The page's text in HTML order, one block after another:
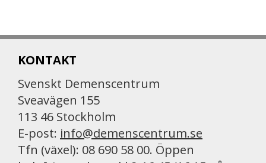
KONTAKT
Svenskt Demenscentrum
Sveavägen 155
113 46 Stockholm
E-post: info@demenscentrum.se
Tfn (växel): 08 690 58 00. Öppen